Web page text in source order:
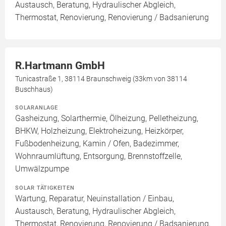
Austausch, Beratung, Hydraulischer Abgleich,
Thermostat, Renovierung, Renovierung / Badsanierung
R.Hartmann GmbH
Tunicastraße 1, 38114 Braunschweig (33km von 38114
Buschhaus)
SOLARANLAGE
Gasheizung, Solarthermie, Ölheizung, Pelletheizung,
BHKW, Holzheizung, Elektroheizung, Heizkörper,
Fußbodenheizung, Kamin / Ofen, Badezimmer,
Wohnraumlüftung, Entsorgung, Brennstoffzelle,
Umwälzpumpe
SOLAR TÄTIGKEITEN
Wartung, Reparatur, Neuinstallation / Einbau,
Austausch, Beratung, Hydraulischer Abgleich,
Thermostat, Renovierung, Renovierung / Badsanierung,